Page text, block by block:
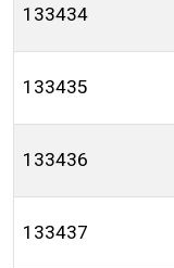
133434
133435
133436
133437